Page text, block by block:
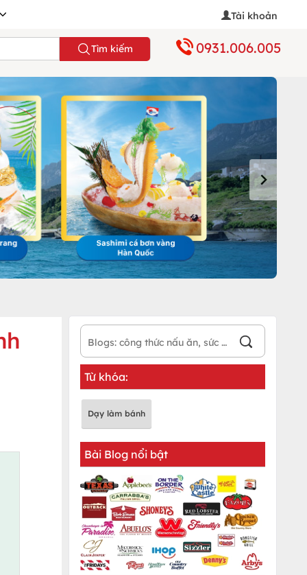
Tài khoản
Tìm kiếm 0931.006.005
Từ khóa:
Dạy làm bánh
Bài Blog nổi bật